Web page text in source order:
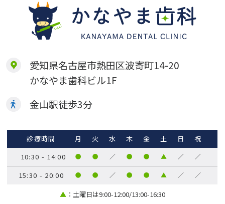
愛知県名古屋市熱田区波寄町14-20
かなやま歯科ビル1F
金山駅徒歩3分
診療時間 月 火 水 木 金 土 日
祝
10:30 - 14:00
● ● ／ ● ● ▲ ／ ／
15:30 - 20:00 ● ● ／ ● ● ▲ ／ ／
▲ ：土曜日は9:00-12:00/13:00-16:30